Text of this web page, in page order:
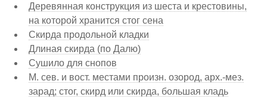
Деревянная конструкция из шеста и крестовины,
на которой хранится стог сена
Скирда продольной кладки
Длиная скирда (по Далю)
Сушило для снопов
М. сев. и вост. местами произн. озород, арх.-мез.
зарад; стог, скирд или скирда, большая кладь